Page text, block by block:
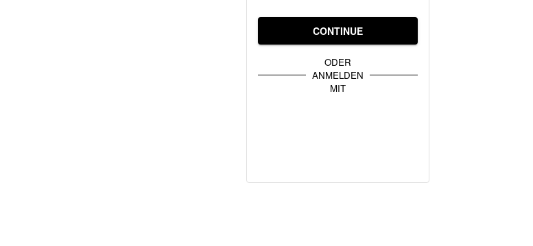
CONTINUE
ODER
ANMELDEN
MIT